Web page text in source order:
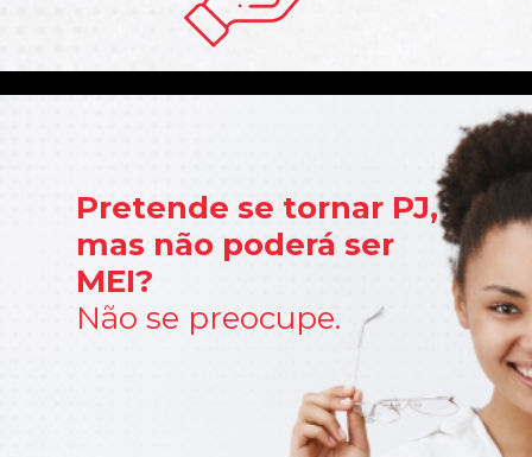
Pretende se tornar PJ,
mas não poderá ser
MEI?
Não se preocupe.